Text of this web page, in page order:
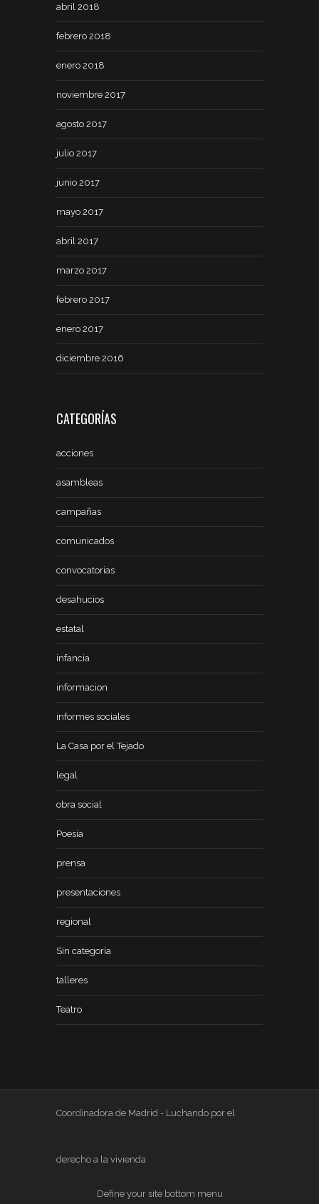
abril 2018
febrero 2018
enero 2018
noviembre 2017
agosto 2017
julio 2017
junio 2017
mayo 2017
abril 2017
marzo 2017
febrero 2017
enero 2017
diciembre 2016
CATEGORÍAS
acciones
asambleas
campañas
comunicados
convocatorias
desahucios
estatal
infancia
informacion
informes sociales
La Casa por el Tejado
legal
obra social
Poesía
prensa
presentaciones
regional
Sin categoría
talleres
Teatro
Coordinadora de Madrid - Luchando por el
derecho a la vivienda
Define your site bottom menu